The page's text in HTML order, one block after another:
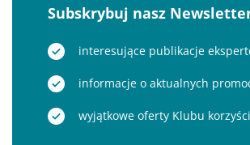
Subskrybuj nasz
interesujące publikacje
informacje o aktualnych
wyjątkowe oferty Klubu